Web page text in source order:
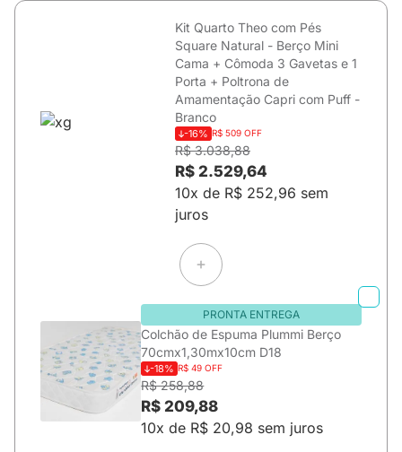
Kit Quarto Theo com Pés
Square Natural - Berço Mini
Cama + Cômoda 3 Gavetas e 1
Porta + Poltrona de
Amamentação Capri com Puff -
Branco
-16% R$ 509 OFF
R$ 3.038,88
R$ 2.529,64
10x de R$ 252,96 sem
juros
PRONTA ENTREGA
Colchão de Espuma Plummi Berço
70cmx1,30mx10cm D18
-18% R$ 49 OFF
R$ 258,88
R$ 209,88
10x de R$ 20,98 sem juros